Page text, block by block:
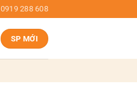
0919 288 608
SP MỚI